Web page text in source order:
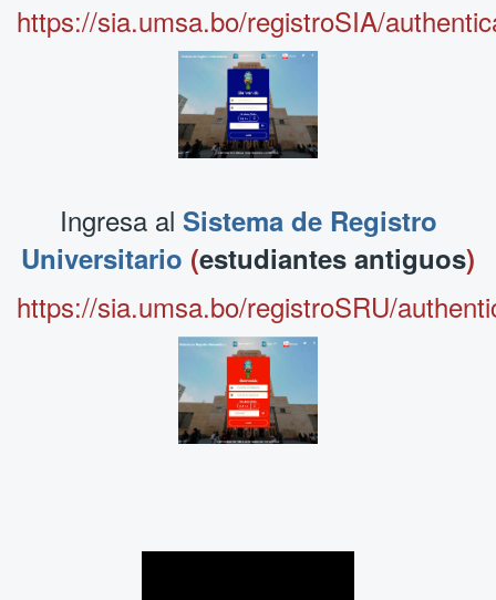
https://sia.umsa.bo/registroSIA/
Ingresa al Sistema de Registro
Universitario (estudiantes antiguos)
https://sia.umsa.bo/registroSRU/